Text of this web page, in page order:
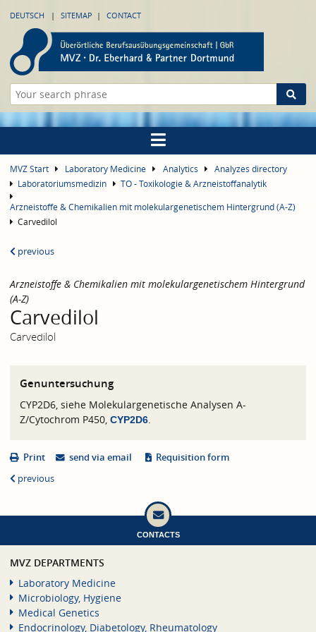
DEUTSCH SITEMAP CONTACT
MVZ Start Laboratory Medicine Analytics
Analyzes directory
Laboratoriumsmedizin
TO - Toxikologie & Arzneistoffanalytik
Arzneistoffe & Chemikalien mit molekulargenetischem Hintergrund (A-Z)
Carvedilol
previous
Arzneistoffe & Chemikalien mit molekulargenetischem Hintergrund
(A-Z)
Carvedilol
Carvedilol
Genuntersuchung
CYP2D6, siehe Molekulargenetische Analysen A-
Z/Cytochrom P450, CYP2D6.
Print send via email
Requisition form
previous
CONTACTS
MVZ DEPARTMENTS
Laboratory Medicine
Microbiology, Hygiene
Medical Genetics
Endocrinology, Diabetology, Rheumatology